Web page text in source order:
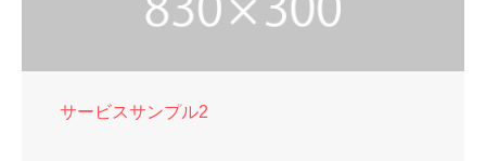
サービスサンプル2